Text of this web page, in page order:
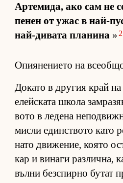
Ар­те­ми­да, ако сам не
пе­нен от ужас в най-
най-ди­вата пла­нина » 2
Опиянението на
До­като в дру­гия край
елейс­ката школа
вото в ле­дена
мисли един­с­т­вото като
нато дви­же­ние, ко­ято
кар и ви­наги раз­лич­на,
вълни без­спирно бу­тат